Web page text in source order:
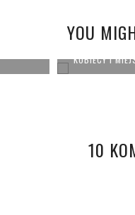
YOU
KOBIECY I
10